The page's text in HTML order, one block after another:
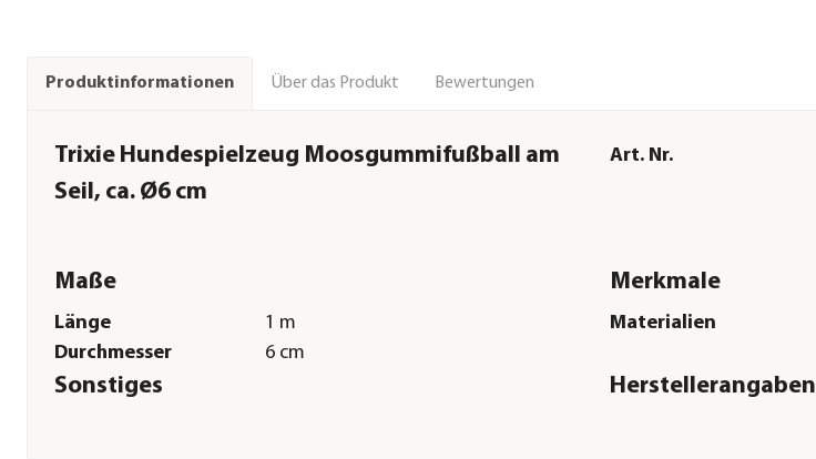
Produktinformationen Über das Produkt Bewertungen
Trixie Hundespielzeug Moosgummifußball am
Seil, ca. Ø6 cm
Art. Nr.
Maße
Länge
1 m
Durchmesser
6 cm
Merkmale
Materialien
Sonstiges Herstellerangaben